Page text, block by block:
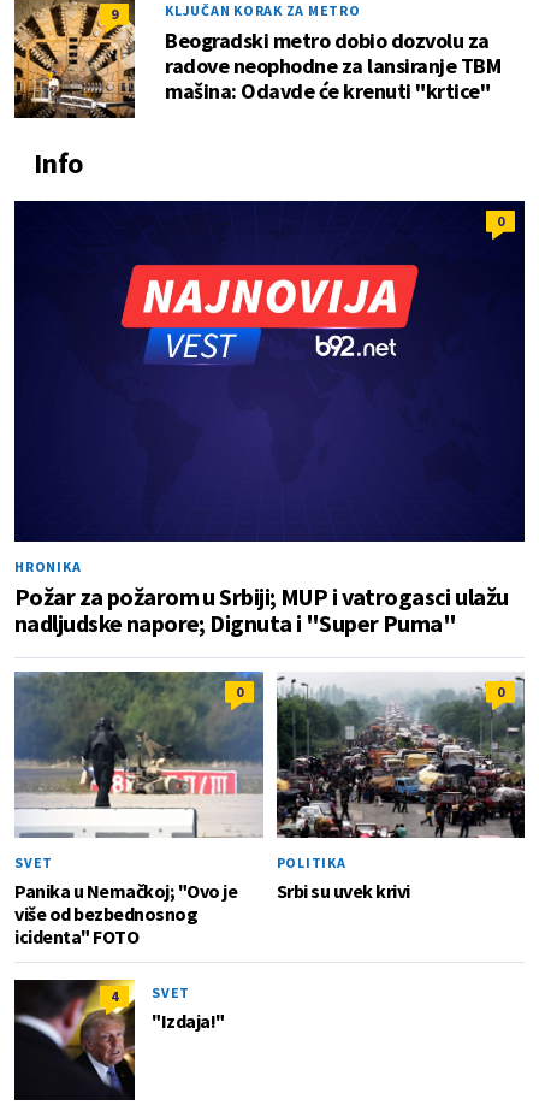
9 KLJUČAN KORAK ZA METRO
Beogradski metro dobio dozvolu za
radove neophodne za lansiranje TBM
mašina: Odavde će krenuti "krtice"
Info
0
HRONIKA
Požar za požarom u Srbiji; MUP i vatrogasci ulažu
nadljudske napore; Dignuta i "Super Puma"
0
SVET
Panika u Nemačkoj; "Ovo je
više od bezbednosnog
icidenta" FOTO
0
POLITIKA
Srbi su uvek krivi
4 SVET
"Izdaja!"